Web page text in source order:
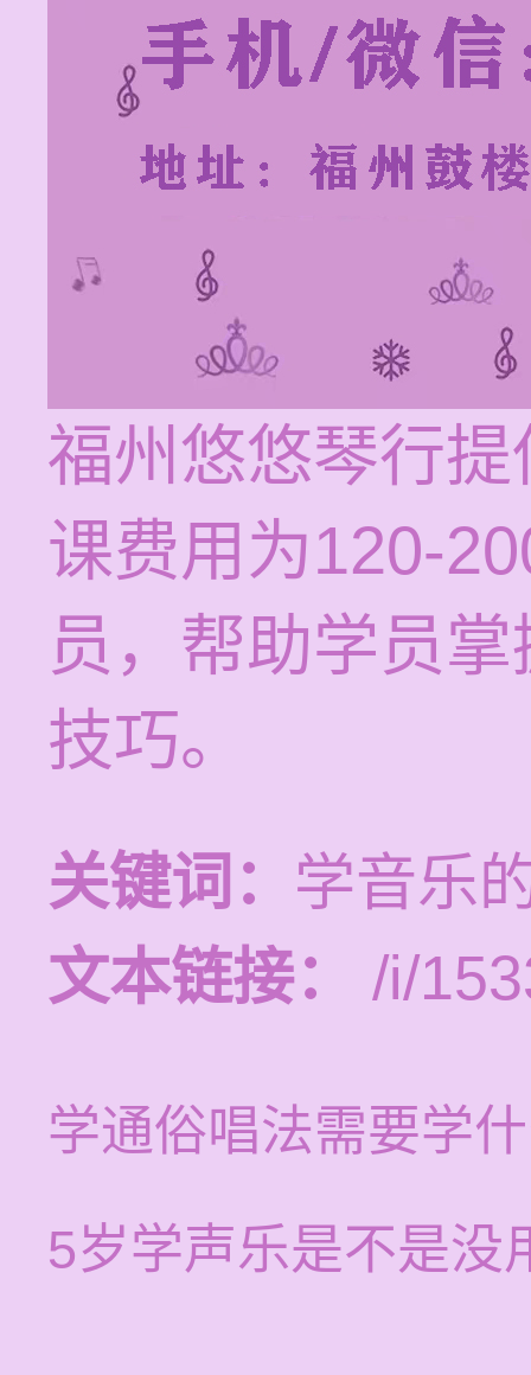
福州悠悠琴行
课费用为120-
员，帮助学员
技巧。
关键词： 学音乐
文本链接：
/i/
学通俗唱法需要学
5岁学声乐是不是没